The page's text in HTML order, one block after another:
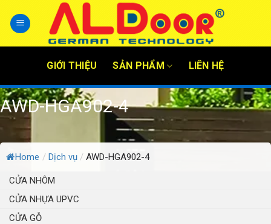
content
GIỚI THIỆU SẢN PHẨM LIÊN HỆ
AWD-HGA902-4
Home / Dịch vụ / AWD-HGA902-4
CỬA NHÔM
CỬA NHỰA UPVC
CỬA GỖ